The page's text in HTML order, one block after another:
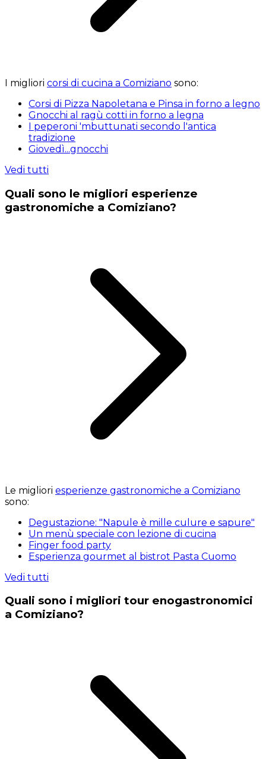
I migliori corsi di cucina a Comiziano sono:
Corsi di Pizza Napoletana e Pinsa in forno a legno
Gnocchi al ragù cotti in forno a legna
I peperoni 'mbuttunati secondo l'antica
tradizione
Giovedì...gnocchi
Vedi tutti
Quali sono le migliori esperienze
gastronomiche a Comiziano?
Le migliori esperienze gastronomiche a Comiziano
sono:
Degustazione: "Napule è mille culure e sapure"
Un menù speciale con lezione di cucina
Finger food party
Esperienza gourmet al bistrot Pasta Cuomo
Vedi tutti
Quali sono i migliori tour enogastronomici
a Comiziano?